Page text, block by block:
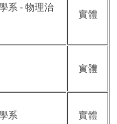
系 - 物理治
實體
實體
系 實體